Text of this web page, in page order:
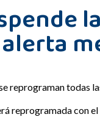
reprograman todas
reprogramada con